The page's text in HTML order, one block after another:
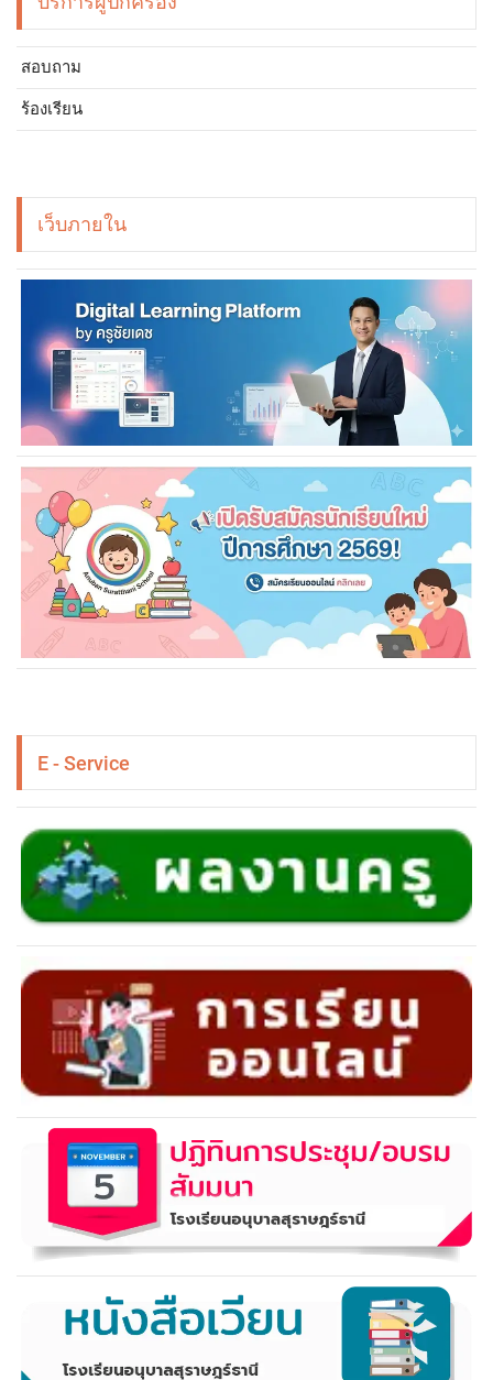
สอบถาม
ร้องเรียน
เว็บภายใน
E - Service